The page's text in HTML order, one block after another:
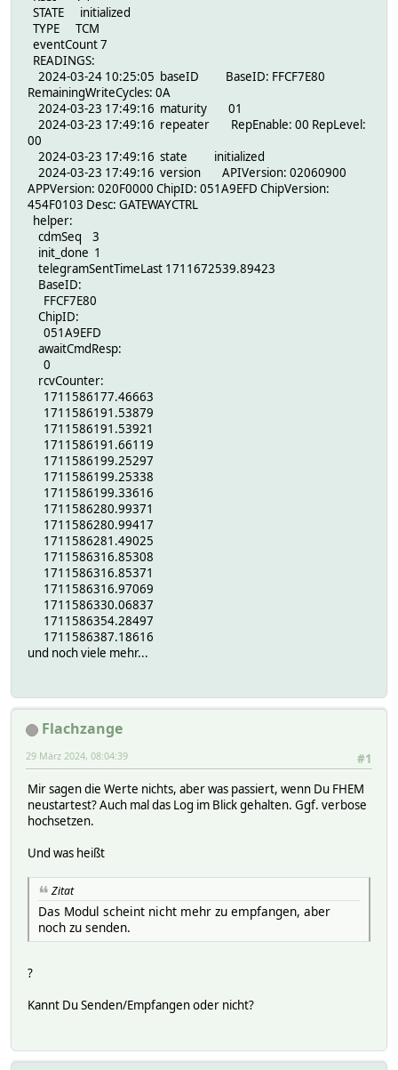
STATE initialized
TYPE TCM
eventCount 7
READINGS:
2024-03-24 10:25:05 baseID BaseID: FFCF7E80
RemainingWriteCycles: 0A
2024-03-23 17:49:16 maturity 01
2024-03-23 17:49:16 repeater RepEnable: 00 RepLevel:
00
2024-03-23 17:49:16 state initialized
2024-03-23 17:49:16 version APIVersion: 02060900
APPVersion: 020F0000 ChipID: 051A9EFD ChipVersion:
454F0103 Desc: GATEWAYCTRL
helper:
cdmSeq 3
init_done 1
telegramSentTimeLast 1711672539.89423
BaseID:
FFCF7E80
ChipID:
051A9EFD
awaitCmdResp:
0
rcvCounter:
1711586177.46663
1711586191.53879
1711586191.53921
1711586191.66119
1711586199.25297
1711586199.25338
1711586199.33616
1711586280.99371
1711586280.99417
1711586281.49025
1711586316.85308
1711586316.85371
1711586316.97069
1711586330.06837
1711586354.28497
1711586387.18616
und noch viele mehr...
Flachzange
#1
29 März 2024, 08:04:39
Mir sagen die Werte nichts, aber was passiert, wenn Du FHEM
neustartest? Auch mal das Log im Blick gehalten. Ggf. verbose
hochsetzen.
Und was heißt
Zitat
Das Modul scheint nicht mehr zu empfangen, aber
noch zu senden.
?
Kannt Du Senden/Empfangen oder nicht?